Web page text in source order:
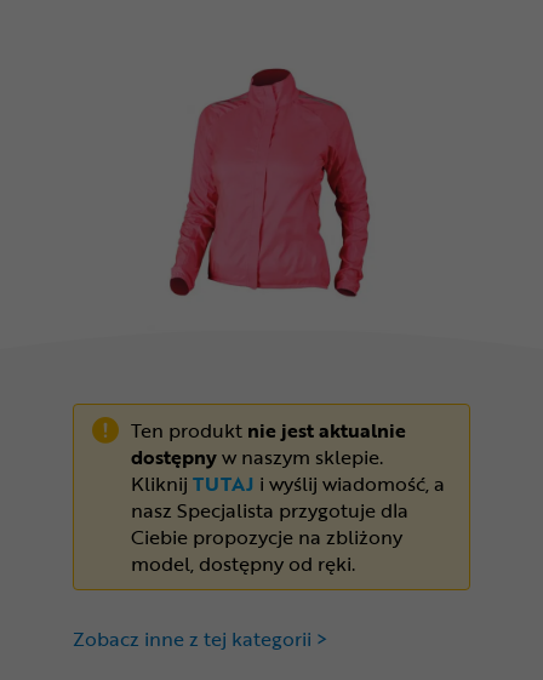
Superoferta
Ten produkt nie jest aktualnie
dostępnyw naszym sklepie.
Kliknij TUTAJ i wyślij wiadomość, a
nasz Specjalista przygotuje dla
Ciebie propozycje na zbliżony
model, dostępny od ręki.
Zobacz inne z tej kategorii >